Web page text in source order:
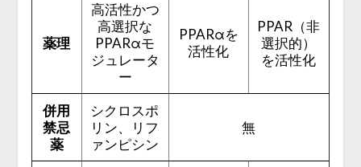
薬理
高活性かつ
高選択な
PPARαモ
ジュレータ
ー
PPARαを
活性化
PPAR（非
選択的）
を活性化
併用
禁忌
薬
シクロスポ
リン、リフ
ァンピシン
無